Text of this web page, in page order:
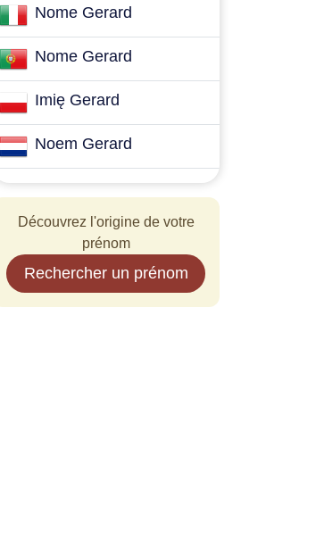
Nome Gerard
Nome Gerard
Imię Gerard
Noem Gerard
Découvrez l'origine de votre
prénom
Rechercher un prénom